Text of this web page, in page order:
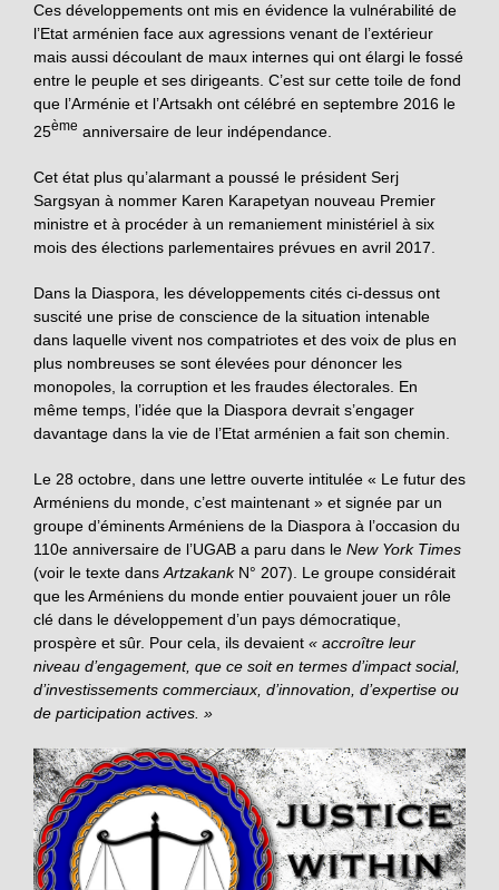
Ces développements ont mis en évidence la vulnérabilité de
l’Etat arménien face aux agressions venant de l’extérieur
mais aussi découlant de maux internes qui ont élargi le fossé
entre le peuple et ses dirigeants. C’est sur cette toile de fond
que l’Arménie et l’Artsakh ont célébré en septembre 2016 le
25ème anniversaire de leur indépendance.
Cet état plus qu’alarmant a poussé le président Serj
Sargsyan à nommer Karen Karapetyan nouveau Premier
ministre et à procéder à un remaniement ministériel à six
mois des élections parlementaires prévues en avril 2017.
Dans la Diaspora, les développements cités ci-dessus ont
suscité une prise de conscience de la situation intenable
dans laquelle vivent nos compatriotes et des voix de plus en
plus nombreuses se sont élevées pour dénoncer les
monopoles, la corruption et les fraudes électorales. En
même temps, l’idée que la Diaspora devrait s’engager
davantage dans la vie de l’Etat arménien a fait son chemin.
Le 28 octobre, dans une lettre ouverte intitulée « Le futur des
Arméniens du monde, c’est maintenant » et signée par un
groupe d’éminents Arméniens de la Diaspora à l’occasion du
110e anniversaire de l’UGAB a paru dans le New York Times
(voir le texte dans ArtzakankN° 207). Le groupe considérait
que les Arméniens du monde entier pouvaient jouer un rôle
clé dans le développement d’un pays démocratique,
prospère et sûr. Pour cela, ils devaient « accroître leur
niveau d’engagement, que ce soit en termes d’impact social,
d’investissements commerciaux, d’innovation, d’expertise ou
de participation actives. »